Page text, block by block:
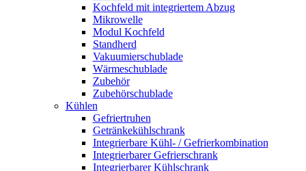
Kochfeld mit integriertem Abzug
Mikrowelle
Modul Kochfeld
Standherd
Vakuumierschublade
Wärmeschublade
Zubehör
Zubehörschublade
Kühlen
Gefriertruhen
Getränkekühlschrank
Integrierbare Kühl- / Gefrierkombination
Integrierbarer Gefrierschrank
Integrierbarer Kühlschrank